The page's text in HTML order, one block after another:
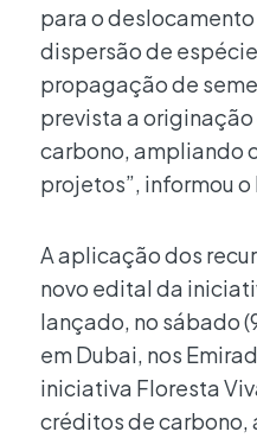
para o
dispersão de
propagação de
prevista a
carbono, ampliando
projetos”, informou o
A aplicação dos
novo edital da
lançado, no sábado
em Dubai, nos
iniciativa Floresta
créditos de carbono,